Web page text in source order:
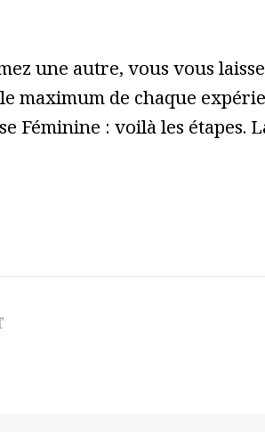
une autre, vous vous
maximum de chaque
Féminine : voilà les étapes.